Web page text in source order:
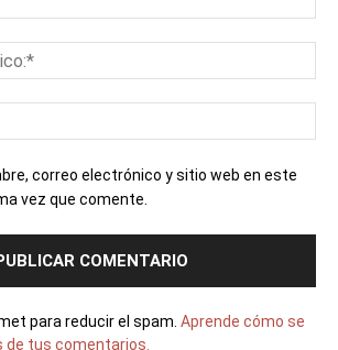
correo electrónico y sitio web en este
vez que comente.
para reducir el spam. Aprende cómo se
tus comentarios.